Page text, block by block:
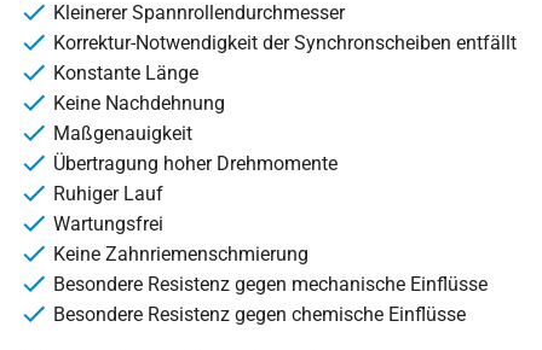
Kleinerer Spannrollendurchmesser
Korrektur-Notwendigkeit der Synchronscheiben entfällt
Konstante Länge
Keine Nachdehnung
Maßgenauigkeit
Übertragung hoher Drehmomente
Ruhiger Lauf
Wartungsfrei
Keine Zahnriemenschmierung
Besondere Resistenz gegen mechanische Einflüsse
Besondere Resistenz gegen chemische Einflüsse